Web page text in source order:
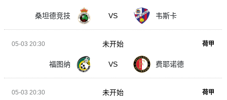
桑坦德竞技 VS 韦斯卡
05-03 20:30 荷甲
福图纳 VS 费耶诺德
未开始
05-03 20:30 荷甲
未开始